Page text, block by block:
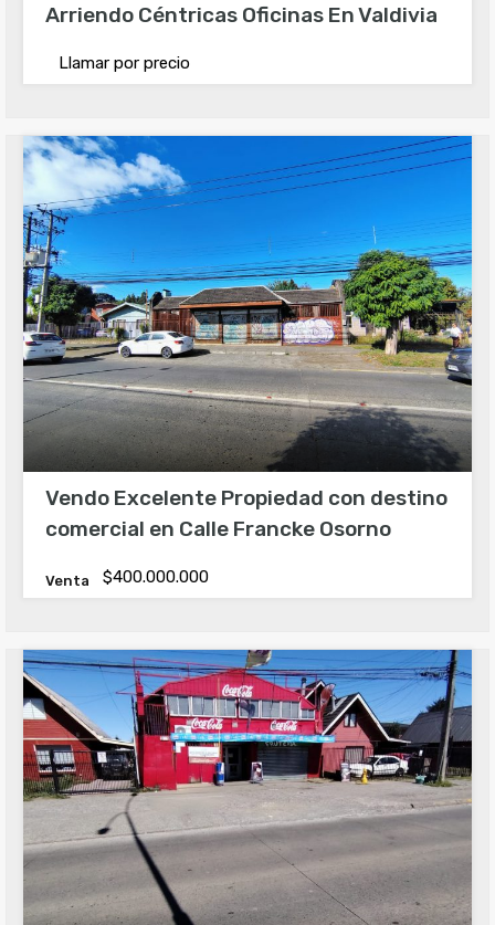
Arriendo Céntricas Oficinas En Valdivia
Llamar por precio
Vendo Excelente Propiedad con destino
comercial en Calle Francke Osorno
Venta $400.000.000